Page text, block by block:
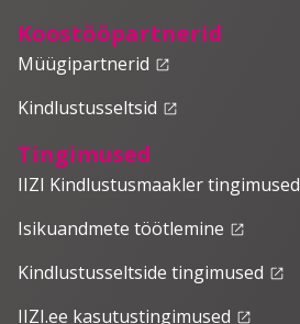
Koostööpartnerid
Müügipartnerid launch
Kindlustusseltsid launch
Tingimused
IIZI Kindlustusmaakler tingimused
Isikuandmete töötlemine launch
Kindlustusseltside tingimused launch
IIZI.ee kasutustingimused launch